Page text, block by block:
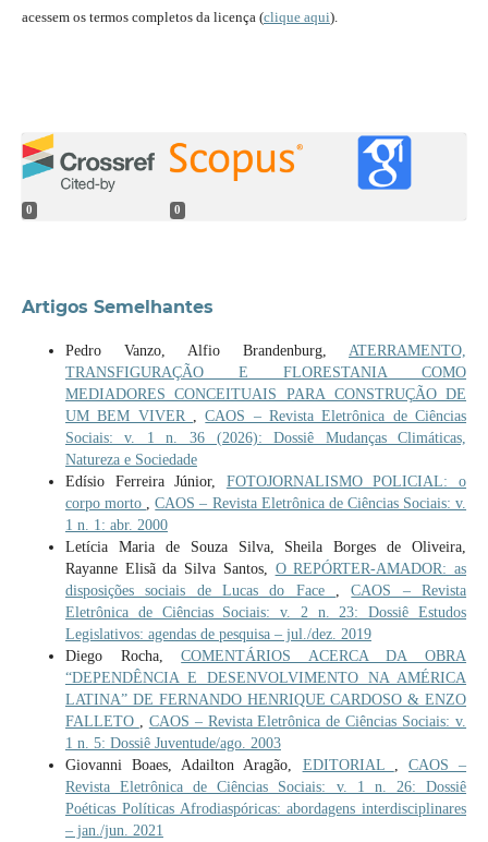
acessem os termos completos da licença (clique aqui).
0 0
Artigos Semelhantes
Pedro Vanzo, Alfio Brandenburg, ATERRAMENTO,
TRANSFIGURAÇÃO E FLORESTANIA COMO
MEDIADORES CONCEITUAIS PARA CONSTRUÇÃO DE
UM BEM VIVER
,CAOS – Revista Eletrônica de Ciências
Sociais: v. 1 n. 36 (2026): Dossiê Mudanças Climáticas,
Natureza e Sociedade
Edísio Ferreira Júnior, FOTOJORNALISMO POLICIAL: o
corpo morto
,CAOS – Revista Eletrônica de Ciências Sociais: v.
1 n. 1: abr. 2000
Letícia Maria de Souza Silva, Sheila Borges de Oliveira,
Rayanne Elisã da Silva Santos, O REPÓRTER-AMADOR: as
disposições sociais de Lucas do Face
,CAOS – Revista
Eletrônica de Ciências Sociais: v. 2 n. 23: Dossiê Estudos
Legislativos: agendas de pesquisa – jul./dez. 2019
Diego Rocha,COMENTÁRIOS ACERCA DA OBRA
“DEPENDÊNCIA E DESENVOLVIMENTO NA AMÉRICA
LATINA” DE FERNANDO HENRIQUE CARDOSO & ENZO
FALLETO
CAOS – Revista Eletrônica de Ciências Sociais: v.
1 n. 5: Dossiê Juventude/ago. 2003
Giovanni Boaes, Adailton Aragão, EDITORIAL
CAOS –
Revista Eletrônica de Ciências Sociais: v. 1 n. 26: Dossiê
Poéticas Políticas Afrodiaspóricas: abordagens interdisciplinares
– jan./jun. 2021